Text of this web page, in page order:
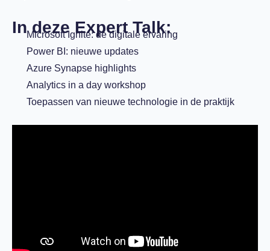
In deze Expert Talk:
Microsoft Ignite: de digitale ervaring
Power BI: nieuwe updates
Azure Synapse highlights
Analytics in a day workshop
Toepassen van nieuwe technologie in de praktijk